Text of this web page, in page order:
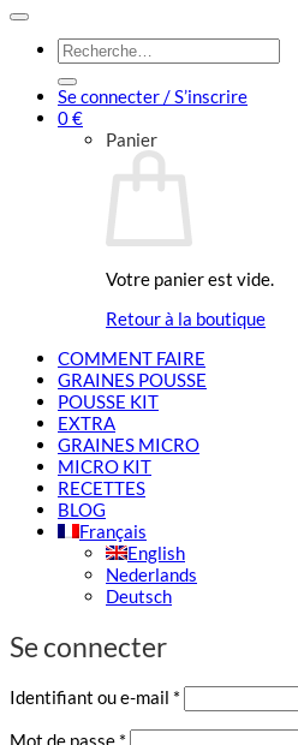
Recherche
pour :
Se connecter / S’inscrire
0€
Panier
Votre panier est vide.
Retour à la boutique
COMMENT FAIRE
GRAINES POUSSE
POUSSE KIT
EXTRA
GRAINES MICRO
MICRO KIT
RECETTES
BLOG
Français
English
Nederlands
Deutsch
Se connecter
Identifiant ou e-mail *
Mot de passe *